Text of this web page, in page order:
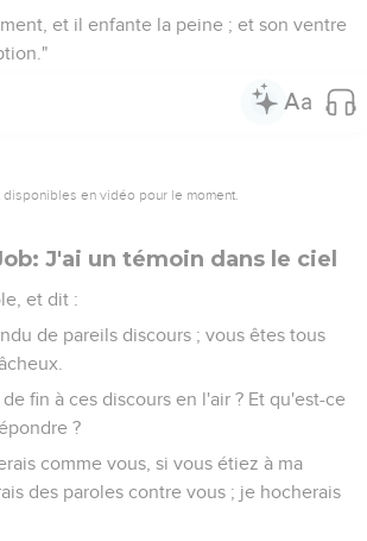
et il enfante la peine ; et son ventre
en vidéo pour le moment.
J'ai un témoin dans le ciel
et dit :
de pareils discours ; vous êtes tous
fin à ces discours en l'air ? Et qu'est-ce
?
comme vous, si vous étiez à ma
des paroles contre vous ; je hocherais